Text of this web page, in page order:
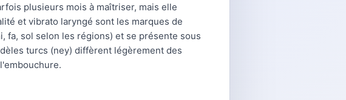
plusieurs mois à maîtriser, mais elle
et vibrato laryngé sont les marques de
sol selon les régions) et se présente sous
turcs (ney) diffèrent légèrement des